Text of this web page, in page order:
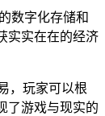
数字化存储和
实实在在的经济
，玩家可以根
了游戏与现实的